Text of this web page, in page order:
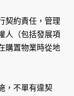
契約責任，管理
人（包括發展項
購置物業時從地
不單有違契